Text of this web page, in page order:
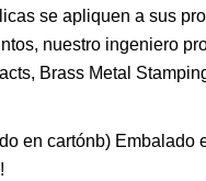
se apliquen a sus
nuestro ingeniero
en cartónb)